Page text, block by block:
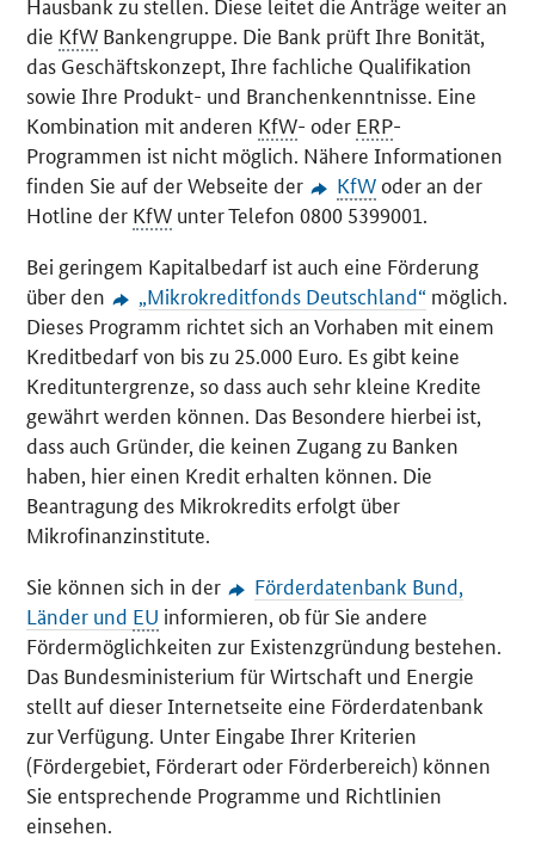
die KfW Bankengruppe. Die Bank prüft Ihre Bonität,
das Geschäftskonzept, Ihre fachliche Qualifikation
sowie Ihre Produkt- und Branchenkenntnisse. Eine
Kombination mit anderen KfW- oder ERP-
Programmen ist nicht möglich. Nähere Informationen
finden Sie auf der Webseite der
KfWoder an der
Hotline der KfW unter Telefon 0800 5399001.
Bei geringem Kapitalbedarf ist auch eine Förderung
über den
„Mikrokreditfonds Deutschland“möglich.
Dieses Programm richtet sich an Vorhaben mit einem
Kreditbedarf von bis zu 25.000 Euro. Es gibt keine
Kredituntergrenze, so dass auch sehr kleine Kredite
gewährt werden können. Das Besondere hierbei ist,
dass auch Gründer, die keinen Zugang zu Banken
haben, hier einen Kredit erhalten können. Die
Beantragung des Mikrokredits erfolgt über
Mikrofinanzinstitute.
Sie können sich in der
Förderdatenbank Bund,
Länder und EU informieren, ob für Sie andere
Fördermöglichkeiten zur Existenzgründung bestehen.
Das Bundesministerium für Wirtschaft und Energie
stellt auf dieser Internetseite eine Förderdatenbank
zur Verfügung. Unter Eingabe Ihrer Kriterien
(Fördergebiet, Förderart oder Förderbereich) können
Sie entsprechende Programme und Richtlinien
einsehen.